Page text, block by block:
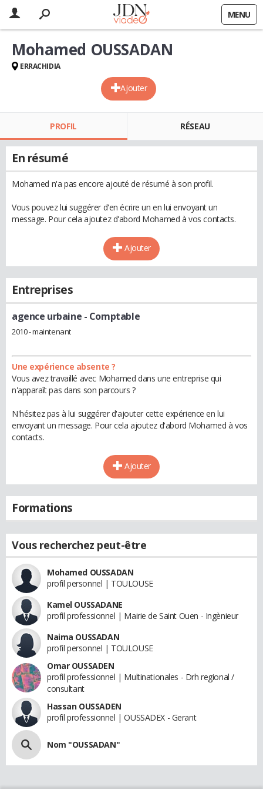
MENU
Ajouter
Mohamed OUSSADAN
ERRACHIDIA
PROFIL RÉSEAU
En résumé
Mohamed n'a pas encore ajouté de résumé à son profil.
Vous pouvez lui suggérer d'en écrire un en lui envoyant un
message. Pour cela ajoutez d'abord Mohamed à vos contacts.
Ajouter
Entreprises
agence urbaine - Comptable
2010 - maintenant
Une expérience absente ?
Vous avez travaillé avec Mohamed dans une entreprise qui
n'apparaît pas dans son parcours ?
N'hésitez pas à lui suggérer d'ajouter cette expérience en lui
envoyant un message. Pour cela ajoutez d'abord Mohamed à vos
contacts.
Ajouter
Formations
Vous recherchez peut-être
Mohamed OUSSADAN
profil personnel | TOULOUSE
Kamel OUSSADANE
profil professionnel | Mairie de Saint Ouen - Ingènieur
Naima OUSSADAN
profil personnel | TOULOUSE
Omar OUSSADEN
profil professionnel | Multinationales - Drh regional /
consultant
Hassan OUSSADEN
profil professionnel | OUSSADEX - Gerant
Nom "OUSSADAN"